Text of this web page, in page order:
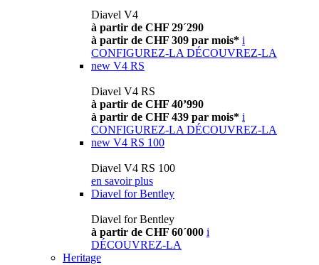
Diavel V4
à partir de CHF 29´290
à partir de CHF 309 par mois* i
CONFIGUREZ-LA DÉCOUVREZ-LA
new V4 RS
Diavel V4 RS
à partir de CHF 40’990
à partir de CHF 439 par mois* i
CONFIGUREZ-LA DÉCOUVREZ-LA
new V4 RS 100
Diavel V4 RS 100
en savoir plus
Diavel for Bentley
Diavel for Bentley
à partir de CHF 60´000 i
DÉCOUVREZ-LA
Heritage